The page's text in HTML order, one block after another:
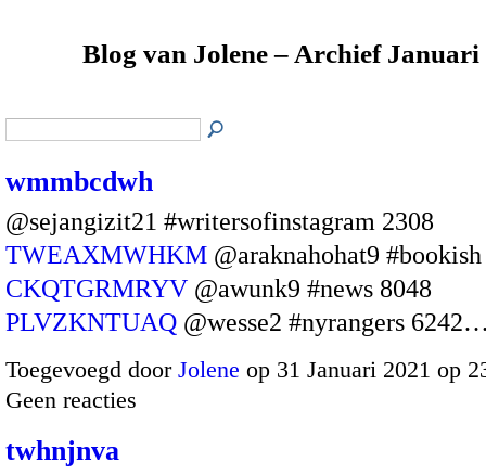
Blog van Jolene – Archief
wmmbcdwh
@sejangizit21 #writersofinstagram 2308
TWEAXMWHKM @araknahohat9
CKQTGRMRYV @awunk9 #news 8048
PLVZKNTUAQ @wesse2 #nyrangers
Toegevoegd door Jolene op 31 Januari 2021 op
Geen reacties
twhnjnva